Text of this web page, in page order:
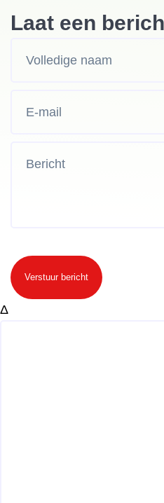
Laat een
Verstuur bericht
Δ